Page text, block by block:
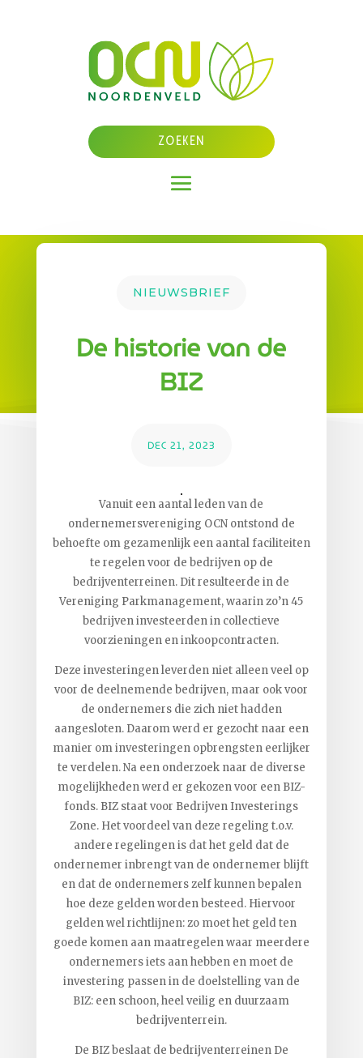
NIEUWSBRIEF
De historie van de
BIZ
DEC 21, 2023
Vanuit een aantal leden van de
ondernemersvereniging OCN ontstond de
behoefte om gezamenlijk een aantal faciliteiten
te regelen voor de bedrijven op de
bedrijventerreinen. Dit resulteerde in de
Vereniging Parkmanagement, waarin zo’n 45
bedrijven investeerden in collectieve
voorzieningen en inkoopcontracten.
Deze investeringen leverden niet alleen veel op
voor de deelnemende bedrijven, maar ook voor
de ondernemers die zich niet hadden
aangesloten. Daarom werd er gezocht naar een
manier om investeringen opbrengsten eerlijker
te verdelen. Na een onderzoek naar de diverse
mogelijkheden werd er gekozen voor een BIZ-
fonds. BIZ staat voor Bedrijven Investerings
Zone. Het voordeel van deze regeling t.o.v.
andere regelingen is dat het geld dat de
ondernemer inbrengt van de ondernemer blijft
en dat de ondernemers zelf kunnen bepalen
hoe deze gelden worden besteed. Hiervoor
gelden wel richtlijnen: zo moet het geld ten
goede komen aan maatregelen waar meerdere
ondernemers iets aan hebben en moet de
investering passen in de doelstelling van de
BIZ: een schoon, heel veilig en duurzaam
bedrijventerrein.
De BIZ beslaat de bedrijventerreinen De